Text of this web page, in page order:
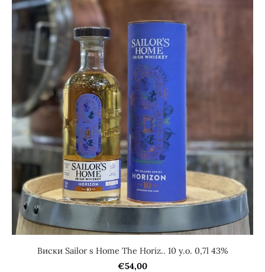
Виски Sailor s Home The Horiz.. 10 y.o. 0,7l 43%
€54,00